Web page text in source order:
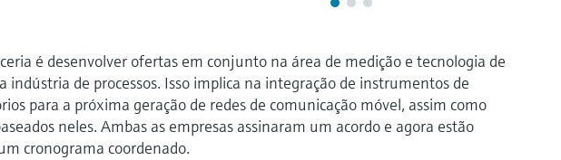
é desenvolver ofertas em conjunto na área de medição e tecnologia de
indústria de processos. Isso implica na integração de instrumentos de
para a próxima geração de redes de comunicação móvel, assim como
neles. Ambas as empresas assinaram um acordo e agora estão
cronograma coordenado.